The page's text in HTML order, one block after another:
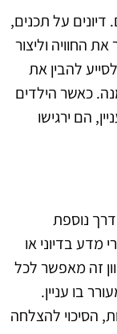
על תכנים,
החוויה וליצור
להבין את
כאשר הילדים
הם ירגישו
נוספת
מדע בדיוני או
זה מאפשר לכל
בו עניין.
הסיכוי להצלחה